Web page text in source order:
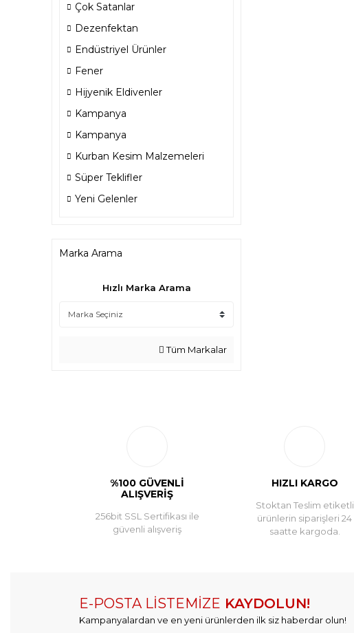
Çok Satanlar
Dezenfektan
Endüstriyel Ürünler
Fener
Hijyenik Eldivenler
Kampanya
Kampanya
Kurban Kesim Malzemeleri
Süper Teklifler
Yeni Gelenler
Marka Arama
Hızlı Marka Arama
Tüm Markalar
%100 GÜVENLİ
ALIŞVERİŞ
256bit SSL Sertifikası ile
güvenli alışveriş
HIZLI KARGO
Stoktan Teslim etiketli
ürünlerin siparişleri 24
saatte kargoda.
E-POSTA LİSTEMİZE KAYDOLUN!
Kampanyalardan ve en yeni ürünlerden ilk siz haberdar olun!